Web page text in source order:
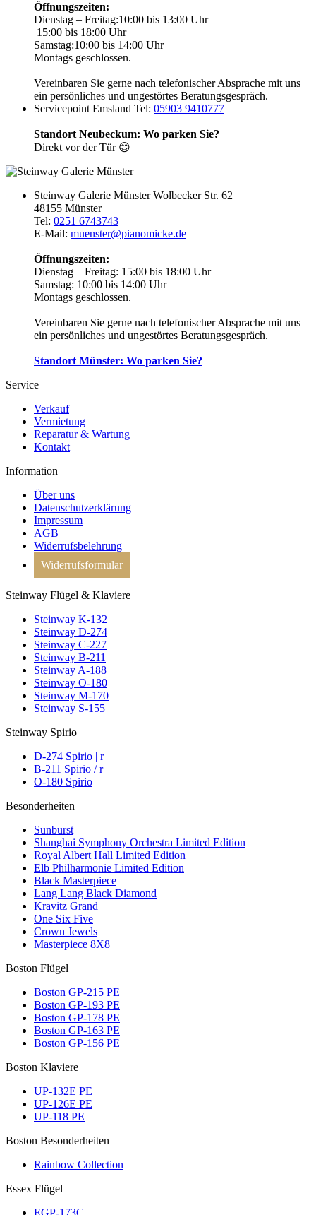
Öffnungszeiten:
Dienstag – Freitag:10:00 bis 13:00 Uhr
15:00 bis 18:00 Uhr
Samstag:10:00 bis 14:00 Uhr
Montags geschlossen.
Vereinbaren Sie gerne nach telefonischer Absprache mit uns
ein persönliches und ungestörtes Beratungsgespräch.
Servicepoint Emsland Tel: 05903 9410777
Standort Neubeckum: Wo parken Sie?
Direkt vor der Tür 😊
Steinway Galerie MünsterWolbecker Str. 62
48155 Münster
Tel: 0251 6743743
E-Mail: muenster@pianomicke.de
Öffnungszeiten:
Dienstag – Freitag: 15:00 bis 18:00 Uhr
Samstag: 10:00 bis 14:00 Uhr
Montags geschlossen.
Vereinbaren Sie gerne nach telefonischer Absprache mit uns
ein persönliches und ungestörtes Beratungsgespräch.
Standort Münster: Wo parken Sie?
Service
Verkauf
Vermietung
Reparatur & Wartung
Kontakt
Information
Über uns
Datenschutzerklärung
Impressum
AGB
Widerrufsbelehrung
Widerrufsformular
Steinway Flügel & Klaviere
Steinway K-132
Steinway D-274
Steinway C-227
Steinway B-211
Steinway A-188
Steinway O-180
Steinway M-170
Steinway S-155
Steinway Spirio
D-274 Spirio | r
B-211 Spirio / r
O-180 Spirio
Besonderheiten
Sunburst
Shanghai Symphony Orchestra Limited Edition
Royal Albert Hall Limited Edition
Elb Philharmonie Limited Edition
Black Masterpiece
Lang Lang Black Diamond
Kravitz Grand
One Six Five
Crown Jewels
Masterpiece 8X8
Boston Flügel
Boston GP-215 PE
Boston GP-193 PE
Boston GP-178 PE
Boston GP-163 PE
Boston GP-156 PE
Boston Klaviere
UP-132E PE
UP-126E PE
UP-118 PE
Boston Besonderheiten
Rainbow Collection
Essex Flügel